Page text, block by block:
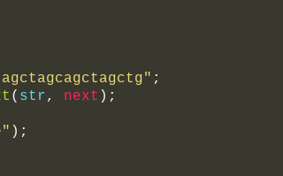
;
( str, next );
);